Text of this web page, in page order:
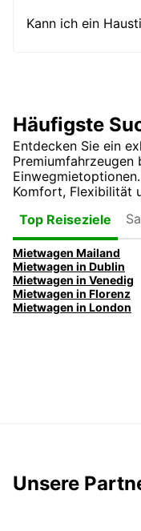
Kann ich ein
Häufigste
Entdecken Sie ein
Komfort, Flexibilität
Top Reiseziele
Mietwagen Mailand
Mietwagen in Dublin
Mietwagen in Venedig
Mietwagen in Florenz
Mietwagen in London
Unsere